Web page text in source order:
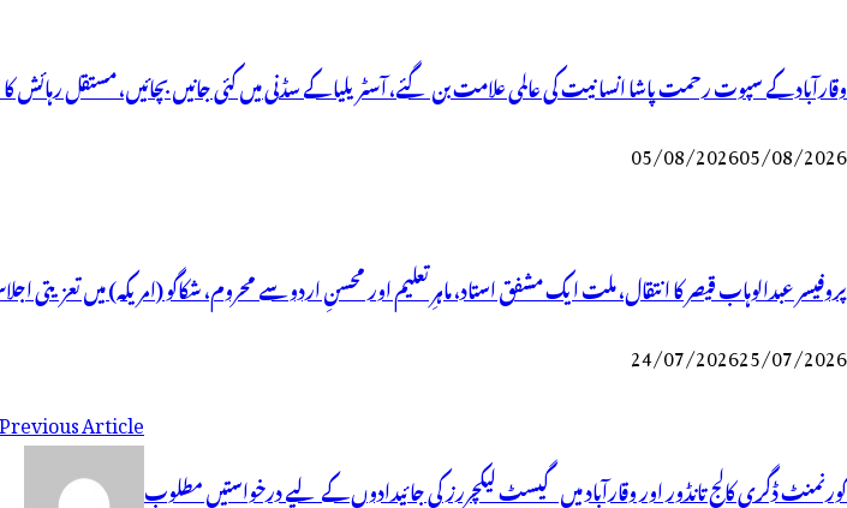
وقارآباد کے سپوت رحمت پاشا انسانیت کی عالمی علامت بن گئے، آسٹریلیا کے سڈنی میں کئی جانیں بچائیں، مستقل رہائش
05/08/202605/08/2026
پروفیسر عبدالوہاب قیصر کا انتقال، ملت ایک مشفق استاد، ماہرِتعلیم اور محسنِ اردو سے محروم، شکاگو (امریکہ) میں تعزیتی
24/07/202625/07/2026
گورنمنٹ ڈگری کالج تانڈور اور وقارآباد میں گیسٹ لیکچررز کی جائیدادوں کے لیے درخواستیں مطلوب
Previous Article